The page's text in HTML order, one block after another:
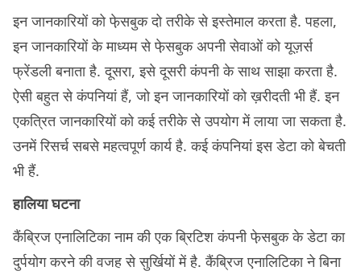
इन जानकारियों को फे़सबुक दो तरीके से इस्तेमाल करता है. पहला,
इन जानकारियों के माध्यम से फे़सबुक अपनी सेवाओं को यूज़र्स
फ्रेंडली बनाता है. दूसरा, इसे दूसरी कंपनी के साथ साझा करता है.
ऐसी बहुत से कंपनियां हैं, जो इन जानकारियों को ख़रीदती भी हैं. इन
एकत्रित जानकारियों को कई तरीके से उपयोग में लाया जा सकता है.
उनमें रिसर्च सबसे महत्वपूर्ण कार्य है. कई कंपनियां इस डेटा को बेचती
भी हैं.
हालिया घटना
कैंब्रिज एनालिटिका नाम की एक ब्रिटिश कंपनी फे़सबुक के डेटा का
दुर्पयोग करने की वजह से सुर्खियों में है. कैंब्रिज एनालिटिका ने बिना